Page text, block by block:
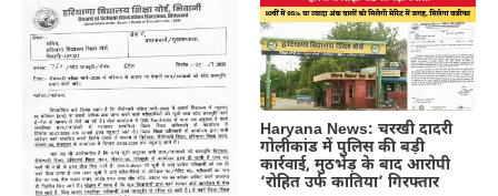
Haryana News: चरखी दादरी
गोलीकांड में पुलिस की बड़ी
कार्रवाई, मुठभेड़ के बाद आरोपी
‘रोहित उर्फ कातिया’ गिरफ्तार